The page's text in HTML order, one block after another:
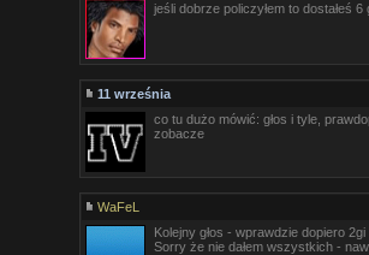
jeśli dobrze policzyłem to dostałeś 6
11 września
co tu dużo mówić: głos i tyle,
zobacze
WaFeL
Kolejny głos - wprawdzie dopiero
Sorry że nie dałem wszystkich -